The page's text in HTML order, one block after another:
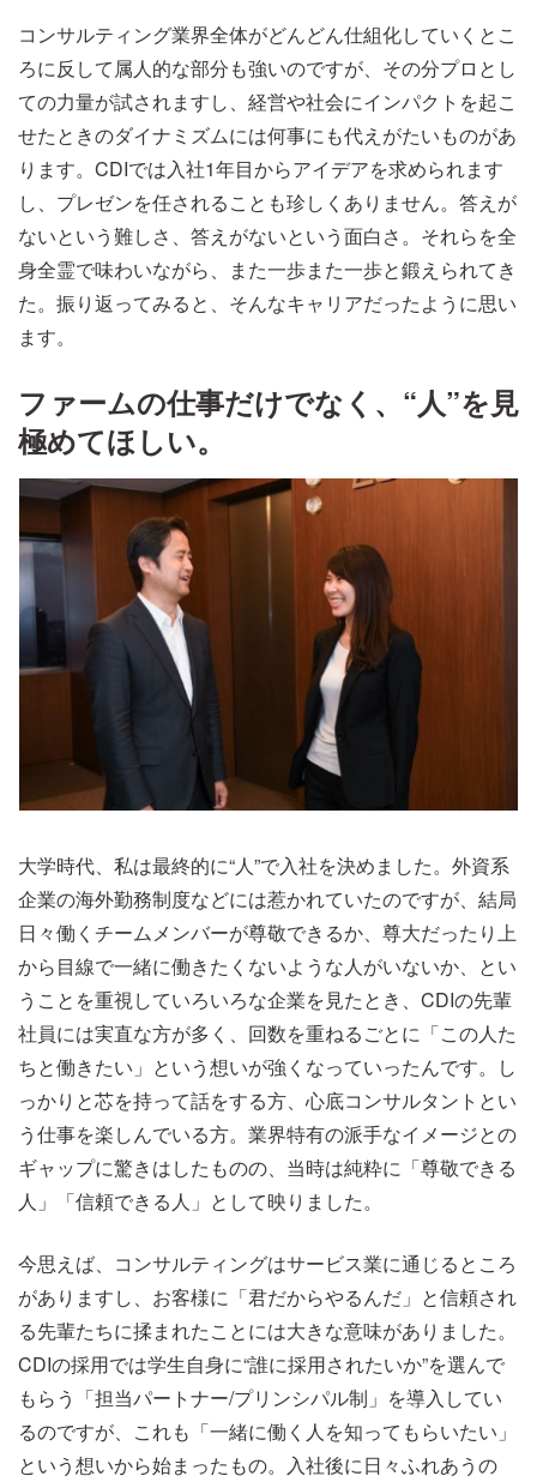
コンサルティング業界全体がどんどん仕組化していくとこ
ろに反して属人的な部分も強いのですが、その分プロとし
ての力量が試されますし、経営や社会にインパクトを起こ
せたときのダイナミズムには何事にも代えがたいものがあ
ります。CDIでは入社1年目からアイデアを求められます
し、プレゼンを任されることも珍しくありません。答えが
ないという難しさ、答えがないという面白さ。それらを全
身全霊で味わいながら、また一歩また一歩と鍛えられてき
た。振り返ってみると、そんなキャリアだったように思い
ます。
ファームの仕事だけでなく、“人”を見
極めてほしい。
大学時代、私は最終的に“人”で入社を決めました。外資系
企業の海外勤務制度などには惹かれていたのですが、結局
日々働くチームメンバーが尊敬できるか、尊大だったり上
から目線で一緒に働きたくないような人がいないか、とい
うことを重視していろいろな企業を見たとき、CDIの先輩
社員には実直な方が多く、回数を重ねるごとに「この人た
ちと働きたい」という想いが強くなっていったんです。し
っかりと芯を持って話をする方、心底コンサルタントとい
う仕事を楽しんでいる方。業界特有の派手なイメージとの
ギャップに驚きはしたものの、当時は純粋に「尊敬できる
人」「信頼できる人」として映りました。
今思えば、コンサルティングはサービス業に通じるところ
がありますし、お客様に「君だからやるんだ」と信頼され
る先輩たちに揉まれたことには大きな意味がありました。
CDIの採用では学生自身に“誰に採用されたいか”を選んで
もらう「担当パートナー/プリンシパル制」を導入してい
るのですが、これも「一緒に働く人を知ってもらいたい」
という想いから始まったもの。入社後に日々ふれあうの